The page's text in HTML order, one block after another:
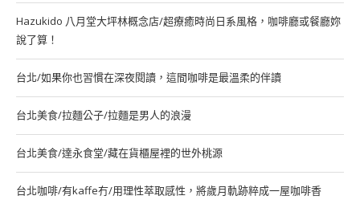
Hazukido 八月堂大坪林概念店/超療癒時尚日系風格，咖啡廳或餐廳妳
說了算！
台北/如果你也習慣在深夜閱讀，這間咖啡是最溫柔的伴讀
台北美食/拉麵公子/拉麵是男人的浪漫
台北美食/達永食堂/藏在貨櫃屋裡的世外桃源
台北咖啡/有kaffe冇/用理性萃取感性，將歲月軌跡粹成一屋咖啡香